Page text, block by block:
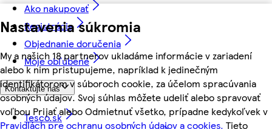
Nastavenia súkromia
My a našich 18 partnerov ukladáme informácie v zariadení
alebo k nim pristupujeme, napríklad k jedinečným
identifikátorom v súboroch cookie, za účelom spracúvania
osobných údajov. Svoj súhlas môžete udeliť alebo spravovať
voľbou Prijať alebo Odmietnuť všetko, prípadne kedykoľvek v
Pravidlách pre ochranu osobných údajov a cookies. Tieto
Ako nakupovať
Registrácia
Objednanie doručenia
Moje obľúbené
Kontaktujte nás
Tesco.sk